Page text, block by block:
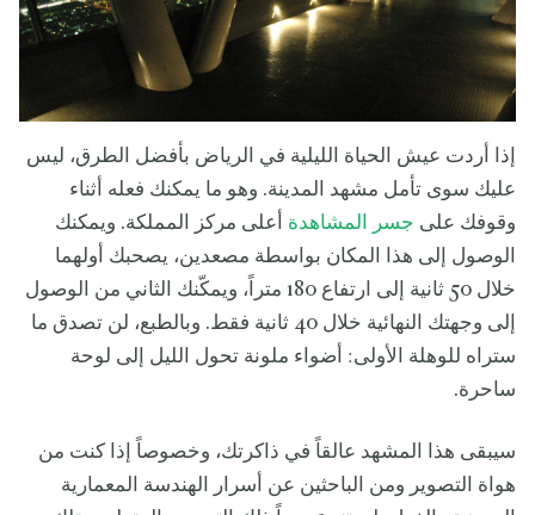
إذا أردت عيش الحياة الليلية في الرياض بأفضل الطرق، ليس
عليك سوى تأمل مشهد المدينة. وهو ما يمكنك فعله أثناء
وقوفك على جسر المشاهدة أعلى مركز المملكة. ويمكنك
الوصول إلى هذا المكان بواسطة مصعدين، يصحبك أولهما
خلال 50 ثانية إلى ارتفاع 180 متراً، ويمكّنك الثاني من الوصول
إلى وجهتك النهائية خلال 40 ثانية فقط. وبالطبع، لن تصدق ما
ستراه للوهلة الأولى: أضواء ملونة تحول الليل إلى لوحة
ساحرة.
سيبقى هذا المشهد عالقاً في ذاكرتك، وخصوصاً إذا كنت من
هواة التصوير ومن الباحثين عن أسرار الهندسة المعمارية